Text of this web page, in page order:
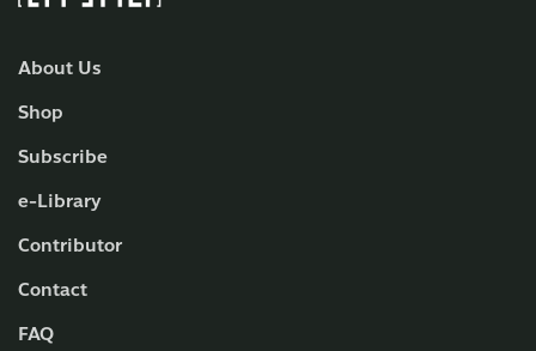
About Us
Shop
Subscribe
e-Library
Contributor
Contact
FAQ